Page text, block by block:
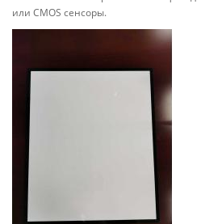
или CMOS сенсоры.